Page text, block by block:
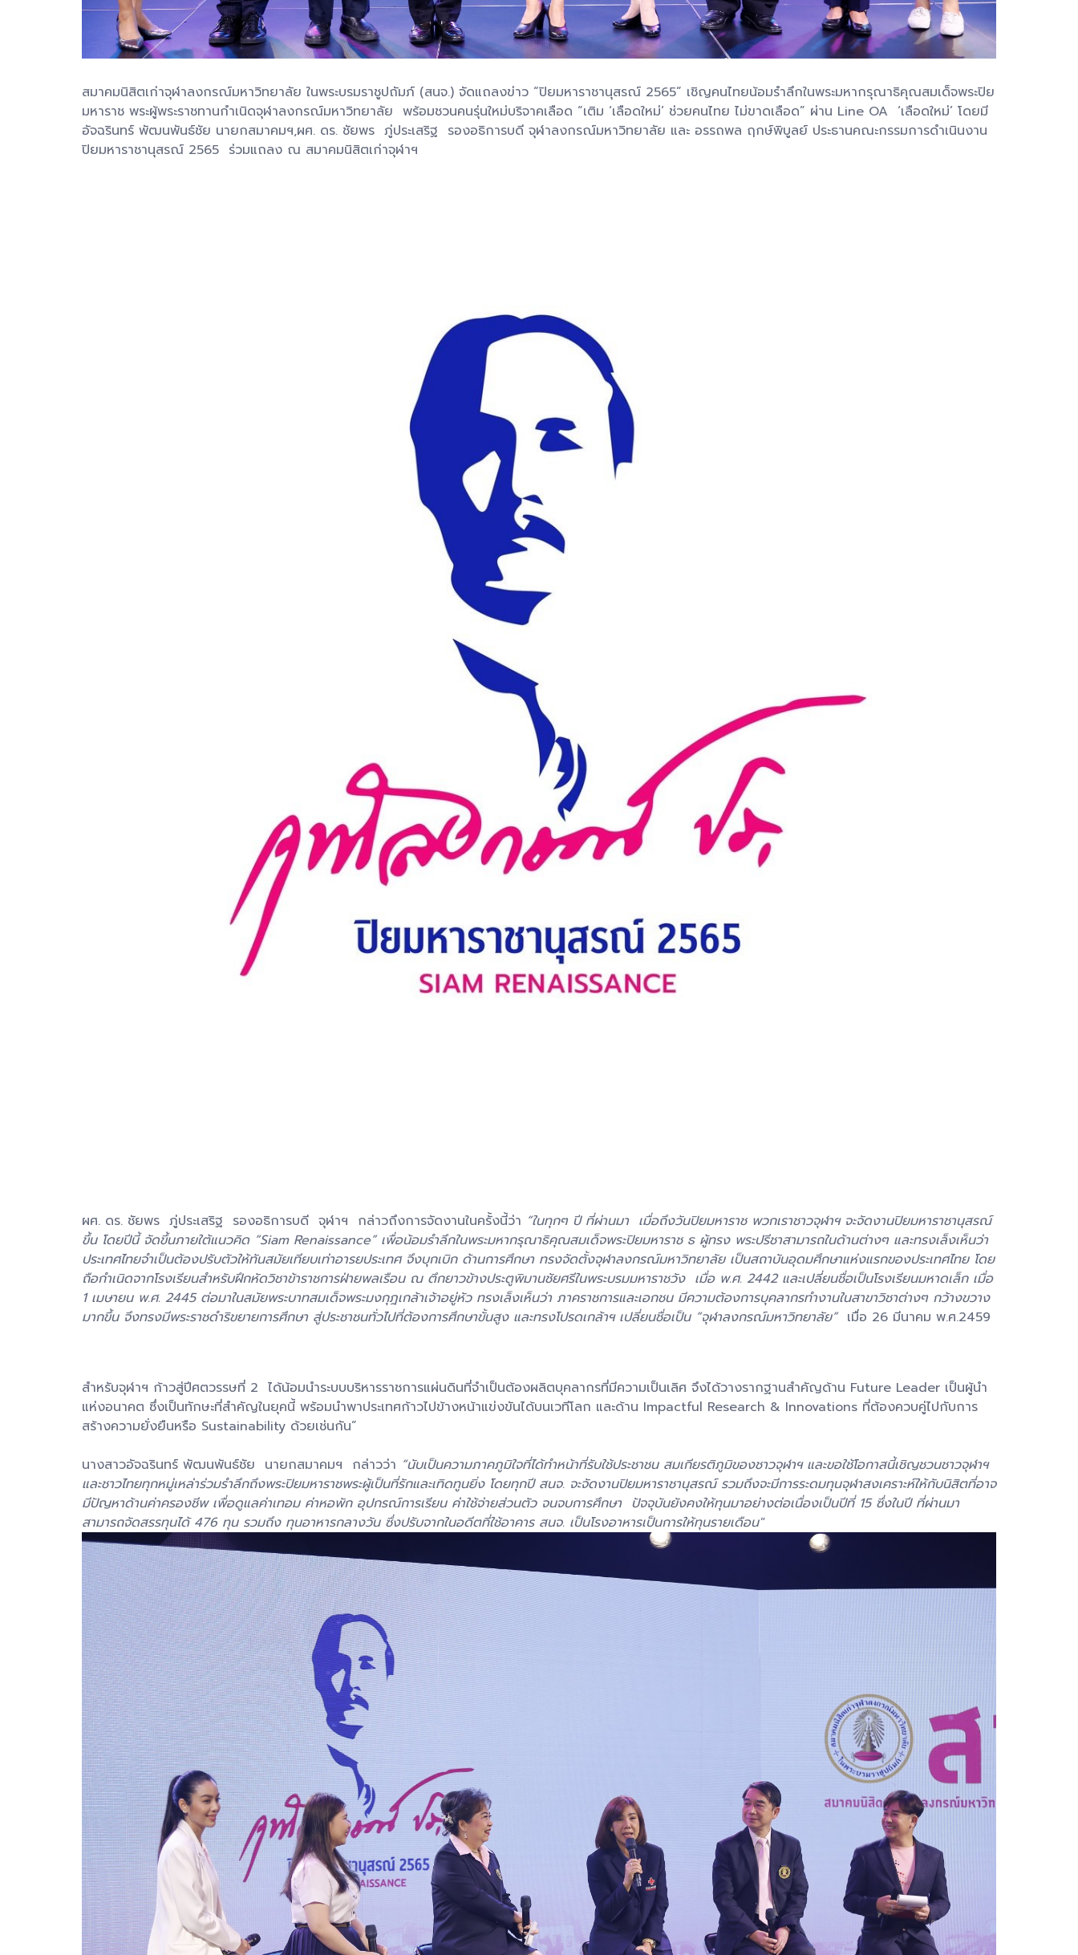
สมาคมนิสิตเก่าจุฬาลงกรณ์มหาวิทยาลัย ในพระบรมราชูปถัมภ์ (สนจ.) จัดแถลงข่าว “ปิยมหาราชานุสรณ์ 2565” เชิญคนไทยน้อมรำลึกในพระมหากรุณาธิคุณสมเด็จพระปิย
มหาราช พระผู้พระราชทานกำเนิดจุฬาลงกรณ์มหาวิทยาลัย พร้อมชวนคนรุ่นใหม่บริจาคเลือด “เติม ‘เลือดใหม่’ ช่วยคนไทย ไม่ขาดเลือด” ผ่าน Line OA ‘เลือดใหม่’ โดยมี
อัจฉรินทร์ พัฒนพันธ์ชัย นายกสมาคมฯ,ผศ. ดร. ชัยพร ภู่ประเสริฐ รองอธิการบดี จุฬาลงกรณ์มหาวิทยาลัย และ อรรถพล ฤกษ์พิบูลย์ ประธานคณะกรรมการดำเนินงาน
ปิยมหาราชานุสรณ์ 2565 ร่วมแถลง ณ สมาคมนิสิตเก่าจุฬาฯ
ผศ. ดร. ชัยพร ภู่ประเสริฐ รองอธิการบดี จุฬาฯ กล่าวถึงการจัดงานในครั้งนี้ว่า “ในทุกๆ ปี ที่ผ่านมา เมื่อถึงวันปิยมหาราช พวกเราชาวจุฬาฯ จะจัดงานปิยมหาราชานุสรณ์
ขึ้น โดยปีนี้ จัดขึ้นภายใต้แนวคิด “Siam Renaissance” เพื่อน้อมรำลึกในพระมหากรุณาธิคุณสมเด็จพระปิยมหาราช ธ ผู้ทรง พระปรีชาสามารถในด้านต่างๆ และทรงเล็งเห็นว่า
ประเทศไทยจำเป็นต้องปรับตัวให้ทันสมัยเทียบเท่าอารยประเทศ จึงบุกเบิก ด้านการศึกษา ทรงจัดตั้งจุฬาลงกรณ์มหาวิทยาลัย เป็นสถาบันอุดมศึกษาแห่งแรกของประเทศไทย โดย
ถือกำเนิดจากโรงเรียนสำหรับฝึกหัดวิชาข้าราชการฝ่ายพลเรือน ณ ตึกยาวข้างประตูพิมานชัยศรีในพระบรมมหาราชวัง เมื่อ พ.ศ. 2442 และเปลี่ยนชื่อเป็นโรงเรียนมหาดเล็ก เมื่อ
1 เมษายน พ.ศ. 2445 ต่อมาในสมัยพระบาทสมเด็จพระมงกุฎเกล้าเจ้าอยู่หัว ทรงเล็งเห็นว่า ภาคราชการและเอกชน มีความต้องการบุคลากรทำงานในสาขาวิชาต่างๆ กว้างขวาง
มากขึ้น จึงทรงมีพระราชดำริขยายการศึกษา สู่ประชาชนทั่วไปที่ต้องการศึกษาขั้นสูง และทรงโปรดเกล้าฯ เปลี่ยนชื่อเป็น “จุฬาลงกรณ์มหาวิทยาลัย”เมื่อ 26 มีนาคม พ.ศ.2459
สำหรับจุฬาฯ ก้าวสู่ปีศตวรรษที่ 2 ได้น้อมนำระบบบริหารราชการแผ่นดินที่จำเป็นต้องผลิตบุคลากรที่มีความเป็นเลิศ จึงได้วางรากฐานสำคัญด้าน Future Leader เป็นผู้นำ
แห่งอนาคต ซึ่งเป็นทักษะที่สำคัญในยุคนี้ พร้อมนำพาประเทศก้าวไปข้างหน้าแข่งขันได้บนเวทีโลก และด้าน Impactful Research & Innovations ที่ต้องควบคู่ไปกับการ
สร้างความยั่งยืนหรือ Sustainability ด้วยเช่นกัน”
นางสาวอัจฉรินทร์ พัฒนพันธ์ชัย นายกสมาคมฯ กล่าวว่า “นับเป็นความภาคภูมิใจที่ได้ทำหน้าที่รับใช้ประชาชน สมเกียรติภูมิของชาวจุฬาฯ และขอใช้โอกาสนี้เชิญชวนชาวจุฬาฯ
และชาวไทยทุกหมู่เหล่าร่วมรำลึกถึงพระปิยมหาราชพระผู้เป็นที่รักและเทิดทูนยิ่ง โดยทุกปี สนจ. จะจัดงานปิยมหาราชานุสรณ์ รวมถึงจะมีการระดมทุนจุฬาสงเคราะห์ให้กับนิสิตที่อาจ
มีปัญหาด้านค่าครองชีพ เพื่อดูแลค่าเทอม ค่าหอพัก อุปกรณ์การเรียน ค่าใช้จ่ายส่วนตัว จนจบการศึกษา ปัจจุบันยังคงให้ทุนมาอย่างต่อเนื่องเป็นปีที่ 15 ซึ่งในปี ที่ผ่านมา
สามารถจัดสรรทุนได้ 476 ทุน รวมถึง ทุนอาหารกลางวัน ซึ่งปรับจากในอดีตที่ใช้อาคาร สนจ. เป็นโรงอาหารเป็นการให้ทุนรายเดือน"